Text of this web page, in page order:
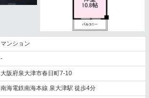
マンション
-
大阪府泉大津市春日町7-10
南海電鉄南海本線 泉大津駅 徒歩4分